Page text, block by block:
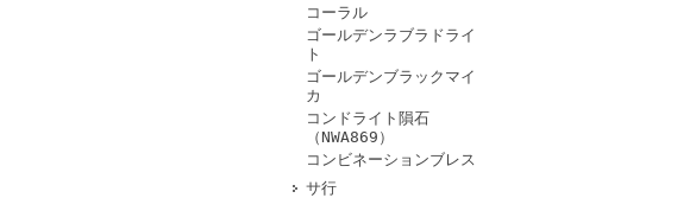
コーラル
ゴールデンラブラドライ
ト
ゴールデンブラックマイ
カ
コンドライト隕石
（NWA869）
コンビネーションブレス
サ行